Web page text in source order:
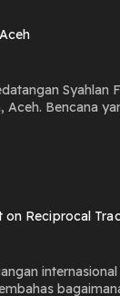
menyisakan
pulih. Di
memerlukan
Reciprocal